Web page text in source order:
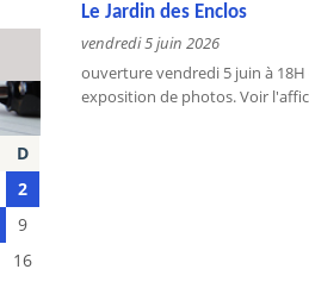
D
2
9
16
Le Jardin des Enclos
vendredi 5 juin 2026
ouverture vendredi 5 juin à 18H
exposition de photos. Voir